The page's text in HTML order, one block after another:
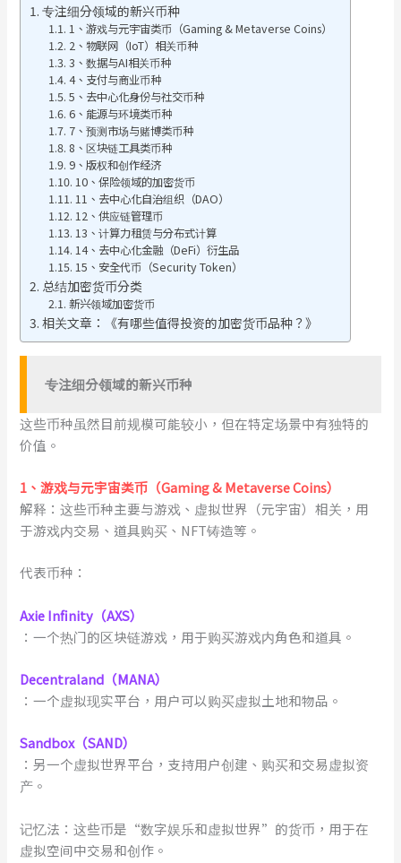
专注细分领域的新兴币种
1、游戏与元宇宙类币（Gaming & Metaverse Coins）
2、物联网（IoT）相关币种
3、数据与AI相关币种
4、支付与商业币种
5、去中心化身份与社交币种
6、能源与环境类币种
7、预测市场与赌博类币种
8、区块链工具类币种
9、版权和创作经济
10、保险领域的加密货币
11、去中心化自治组织（DAO）
12、供应链管理币
13、计算力租赁与分布式计算
14、去中心化金融（DeFi）衍生品
15、安全代币（Security Token）
总结加密货币分类
新兴领域加密货币
相关文章：《有哪些值得投资的加密货币品种？》
专注细分领域的新兴币种
这些币种虽然目前规模可能较小，但在特定场景中有独特的
价值。
1 、游戏与元宇宙类币（Gaming & Metaverse Coins）
解释：这些币种主要与游戏、虚拟世界（元宇宙）相关，用
于游戏内交易、道具购买、NFT铸造等。
代表币种：
Axie Infinity（AXS）
：一个热门的区块链游戏，用于购买游戏内角色和道具。
Decentraland（MANA）
：一个虚拟现实平台，用户可以购买虚拟土地和物品。
Sandbox（SAND）
：另一个虚拟世界平台，支持用户创建、购买和交易虚拟资
产。
记忆法：这些币是“数字娱乐和虚拟世界”的货币，用于在
虚拟空间中交易和创作。